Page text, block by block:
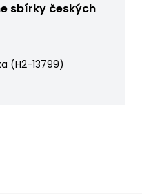
sbírky českých
(H2-13799)